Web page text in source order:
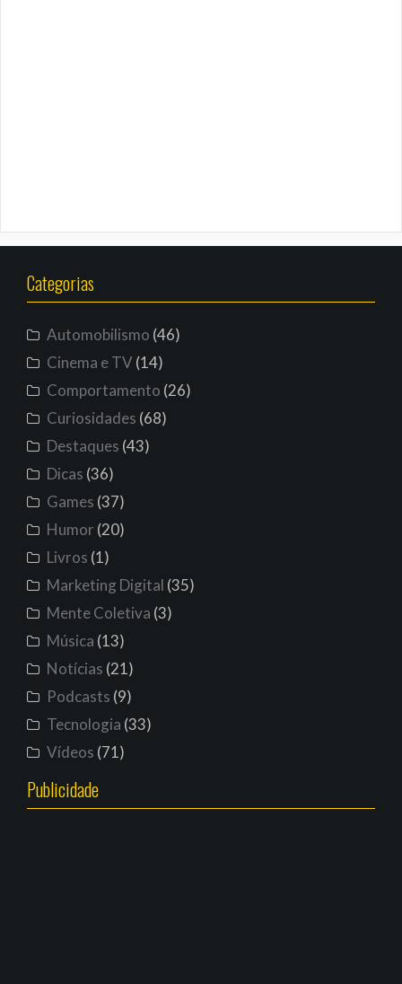
Categorias
Automobilismo (46)
Cinema e TV(14)
Comportamento (26)
Curiosidades (68)
Destaques (43)
Dicas (36)
Games (37)
Humor (20)
Livros (1)
Marketing Digital (35)
Mente Coletiva (3)
Música (13)
Notícias (21)
Podcasts (9)
Tecnologia (33)
Vídeos (71)
Publicidade